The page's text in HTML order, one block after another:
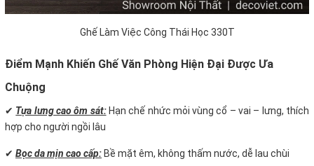
Ghế Làm Việc Công Thái Học 330T
Điểm Mạnh Khiến Ghế Văn Phòng Hiện Đại Được Ưa
Chuộng
✔ Tựa lưng cao ôm sát:Hạn chế nhức mỏi vùng cổ – vai – lưng, thích
hợp cho người ngồi lâu
✔ Bọc da mịn cao cấp:Bề mặt êm, không thấm nước, dễ lau chùi